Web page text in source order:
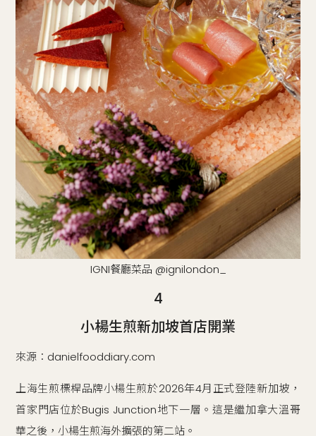
IGNI餐廳菜品 @ignilondon_
4
小楊生煎新加坡首店開業
來源：danielfooddiary.com
上海生煎標桿品牌小楊生煎於2026年4月正式登陸新加坡，
首家門店位於Bugis Junction地下一層。這是繼加拿大溫哥
華之後，小楊生煎海外擴張的第二站。